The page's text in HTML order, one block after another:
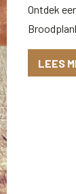
Ontdek
LEES